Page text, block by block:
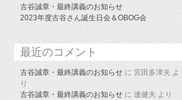
古谷誠章・最終講義のお知らせ
2023年度古谷さん誕生日会＆OBOG会
最近のコメント
古谷誠章・最終講義のお知らせ に宮田多津夫 よ
り
古谷誠章・最終講義のお知らせ に連健夫 より